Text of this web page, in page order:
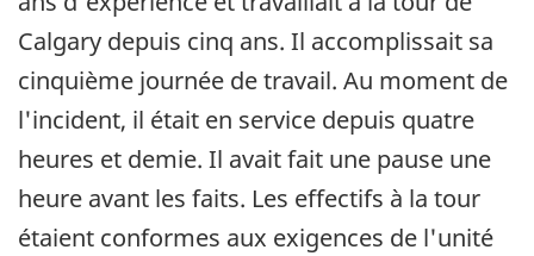
Calgary depuis cinq ans. Il accomplissait sa
cinquième journée de travail. Au moment de
l'incident, il était en service depuis quatre
heures et demie. Il avait fait une pause une
heure avant les faits. Les effectifs à la tour
étaient conformes aux exigences de l'unité